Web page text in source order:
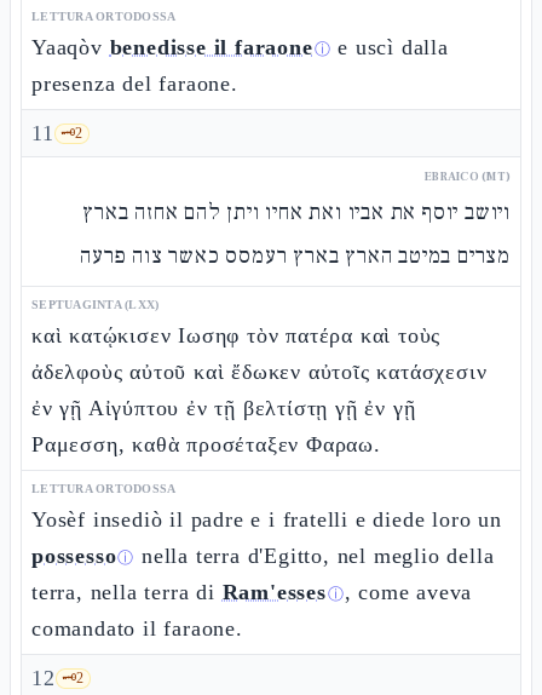
LETTURA ORTODOSSA
Yaaqòv benedisse il faraoneⓘ e uscì dalla
presenza del faraone.
11 🗝️2
EBRAICO (MT)
ויושב יוסף את אביו ואת אחיו ויתן להם אחזה בארץ
מצרים במיטב הארץ בארץ רעמסס כאשר צוה פרעה
SEPTUAGINTA (LXX)
καὶ κατῴκισεν Ιωσηφ τὸν πατέρα καὶ τοὺς
ἀδελφοὺς αὐτοῦ καὶ ἔδωκεν αὐτοῖς κατάσχεσιν
ἐν γῇ Αἰγύπτου ἐν τῇ βελτίστῃ γῇ ἐν γῇ
Ραμεσση, καθὰ προσέταξεν Φαραω.
LETTURA ORTODOSSA
Yosèf insediò il padre e i fratelli e diede loro un
possessoⓘ nella terra d'Egitto, nel meglio della
terra, nella terra di Ram'essesⓘ, come aveva
comandato il faraone.
12 🗝️2